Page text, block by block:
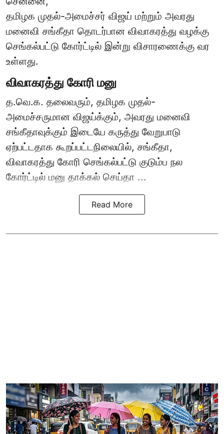
தமிழக முதல்-அமைச்சர் விஜய் மற்றும் அவரது
மனைவி சங்கீதா தொடர்பான விவாகரத்து வழக்கு
செங்கல்பட்டு கோர்ட்டில் இன்று விசாரணைக்கு வர
உள்ளது.
விவாகரத்து கோரி மனு
த.வெ.க. தலைவரும், தமிழக முதல்-
அமைச்சருமான விஜய்க்கும், அவரது மனைவி
சங்கீதாவுக்கும் இடையே கருத்து வேறுபாடு
ஏற்பட்டதாக கூறப்பட்டநிலையில், சங்கீதா,
விவாகரத்து கோரி செங்கல்பட்டு குடும்ப நல
கோர்ட்டில் மனு தாக்கல் செய்தா ...
Read More